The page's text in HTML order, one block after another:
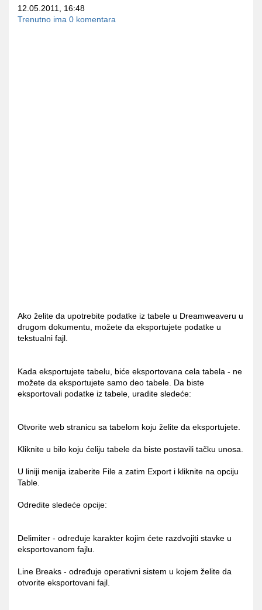
12.05.2011, 16:48
Trenutno ima 0 komentara
Ako želite da upotrebite podatke iz tabele u Dreamweaveru u
drugom dokumentu, možete da eksportujete podatke u
tekstualni fajl.
Kada eksportujete tabelu, biće eksportovana cela tabela - ne
možete da eksportujete samo deo tabele. Da biste
eksportovali podatke iz tabele, uradite sledeće:
Otvorite web stranicu sa tabelom koju želite da eksportujete.
Kliknite u bilo koju ćeliju tabele da biste postavili tačku unosa.
U liniji menija izaberite File a zatim Export i kliknite na opciju
Table.
Odredite sledeće opcije:
Delimiter - određuje karakter kojim ćete razdvojiti stavke u
eksportovanom fajlu.
Line Breaks - određuje operativni sistem u kojem želite da
otvorite eksportovani fajl.